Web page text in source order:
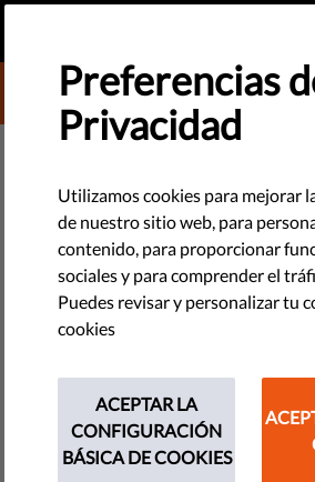
DONATE TO
FaceApp- Cara vieja,
amenaza a la
un vistazo a nuestro
Es la sensación del momento,
pero no te está mostrando qué aspecto
mayor.
Preferencias
Privacidad
Utilizamos cookies para mejorar
de nuestro sitio web, para
contenido, para proporcionar
sociales y para comprender el
Puedes revisar y personalizar tu
cookies
ACEPTAR LA
CONFIGURACIÓN
BÁSICA DE COOKIES